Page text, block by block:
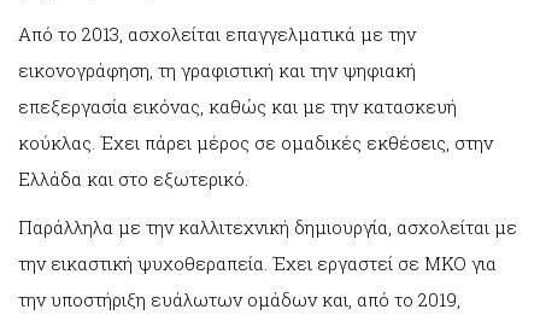
Από το 2013, ασχολείται επαγγελματικά με την
εικονογράφηση, τη γραφιστική και την ψηφιακή
επεξεργασία εικόνας, καθώς και με την κατασκευή
κούκλας. Έχει πάρει μέρος σε ομαδικές εκθέσεις, στην
Ελλάδα και στο εξωτερικό.
Παράλληλα με την καλλιτεχνική δημιουργία, ασχολείται με
την εικαστική ψυχοθεραπεία. Έχει εργαστεί σε ΜΚΟ για
την υποστήριξη ευάλωτων ομάδων και, από το 2019,